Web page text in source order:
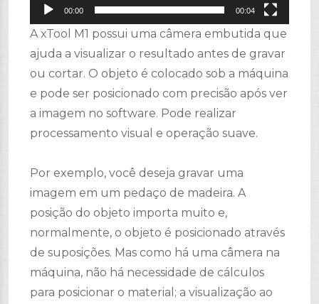
00:00 00:04
A xTool M1 possui uma câmera embutida que
ajuda a visualizar o resultado antes de gravar
ou cortar. O objeto é colocado sob a máquina
e pode ser posicionado com precisão após ver
a imagem no software. Pode realizar
processamento visual e operação suave.
Por exemplo, você deseja gravar uma
imagem em um pedaço de madeira. A
posição do objeto importa muito e,
normalmente, o objeto é posicionado através
de suposições. Mas como há uma câmera na
máquina, não há necessidade de cálculos
para posicionar o material; a visualização ao